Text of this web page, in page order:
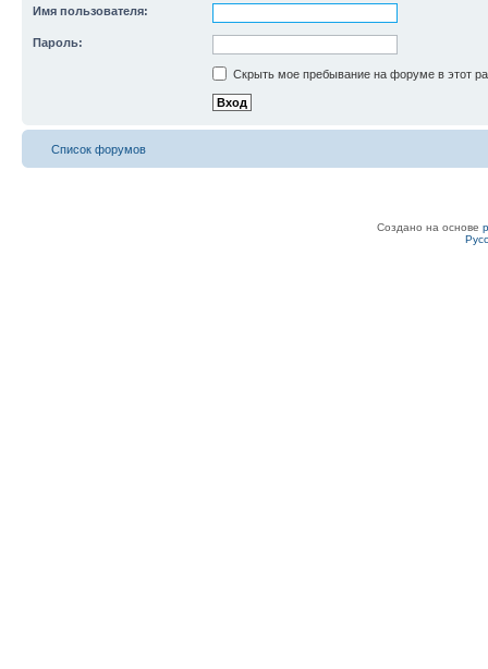
Имя пользователя:
Пароль:
Скрыть мое пребывание на форуме в этот
Список форумов
Создано на основе